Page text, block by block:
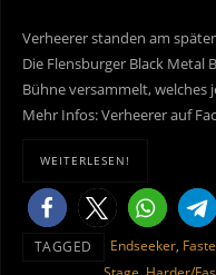
Verheerer standen am
Die Flensburger Black
Bühne versammelt,
Mehr Infos: Verheerer auf
WEITERLESEN!
TAGGED Endseeker,